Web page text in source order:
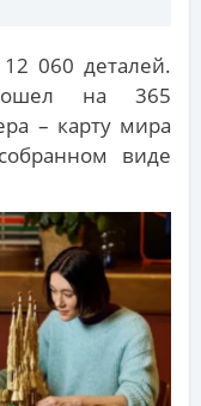
060 деталей.
на 365
– карту мира
виде